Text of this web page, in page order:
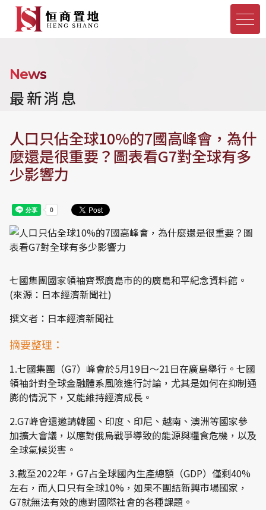
News
最新消息
人口只佔全球10%的7國高峰會，為什
麼還是很重要？圖表看G7對全球有多
少影響力
七國集團國家領袖齊聚廣島市的的廣島和平紀念資料館。
(來源：日本經濟新聞社)
撰文者：日本經濟新聞社
摘要整理：
1.七國集團（G7）峰會於5月19日～21日在廣島舉行。七國
領袖針對全球金融體系風險進行討論，尤其是如何在抑制通
膨的情況下，又能維持經濟成長。
2.G7峰會還邀請韓國、印度、印尼、越南、澳洲等國家參
加擴大會議，以應對俄烏戰爭導致的能源與糧食危機，以及
全球氣候災害。
3.截至2022年，G7占全球國內生產總額（GDP）僅剩40%
左右，而人口只有全球10%，如果不團結新興市場國家，
G7就無法有效的應對國際社會的各種課題。